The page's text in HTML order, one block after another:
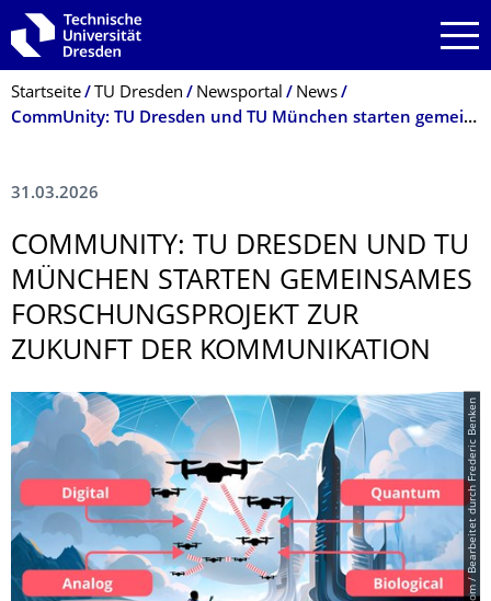
Zur Hauptnavigation springen
Zur Suche springen
Zum Inhalt springen
Breadcrumb-Menü
Startseite TU Dresden Newsportal
News
CommUnity: TU Dresden und TU München starten gemeinsames Forschungsprojekt zur Zukunft der Kommunikation
31.03.2026
COMMUNITY: TU DRESDEN UND TU
MÜNCHEN STARTEN GEMEINSAMES
FORSCHUNGSPRO­JEKT ZUR
ZUKUNFT DER KOMMUNIKATION
© Vizcom / Bearbeitet durch Frederic Benken